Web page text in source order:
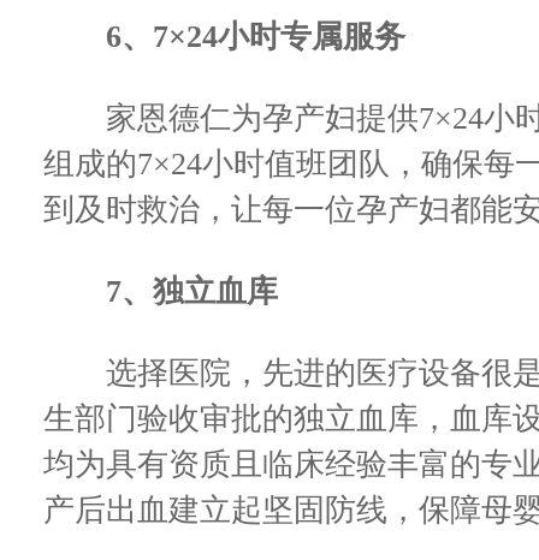
6、7×24小时专属服务
家恩德仁为孕产妇提供7×24小
组成的7×24小时值班团队，确保每
到及时救治，让每一位孕产妇都能
7、独立血库
选择医院，先进的医疗设备很是
生部门验收审批的独立血库，血库
均为具有资质且临床经验丰富的专
产后出血建立起坚固防线，保障母